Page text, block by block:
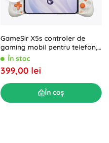
GameSir X5s controler de
gaming mobil pentru telefon,
albÎn stoc
399,00 lei
În coș